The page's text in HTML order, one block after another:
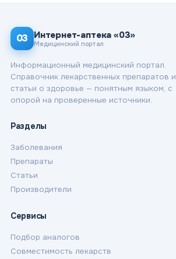
03 Интернет-аптека «03»
Медицинский портал
Информационный медицинский портал.
Справочник лекарственных препаратов и
статьи о здоровье — понятным языком, с
опорой на проверенные источники.
Разделы
Заболевания
Препараты
Статьи
Производители
Сервисы
Подбор аналогов
Совместимость лекарств